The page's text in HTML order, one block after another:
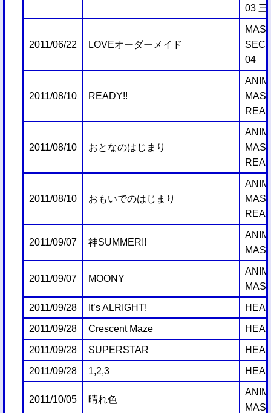
03 三
2011/06/22 LOVEオーダーメイド
04
2011/08/10 READY!!
2011/08/10 おとなのはじまり
2011/08/10 おもいでのはじまり
2011/09/07 神SUMMER!!
2011/09/07 MOONY
2011/09/28 It’s ALRIGHT!
2011/09/28 Crescent Maze
2011/09/28 SUPERSTAR
2011/09/28 1,2,3
2011/10/05 晴れ色